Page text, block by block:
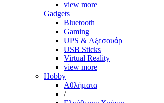
view more
Gadgets
Bluetooth
Gaming
UPS & Αξεσουάρ
USB Sticks
Virtual Reality
view more
Hobby
Αθλήματα
/